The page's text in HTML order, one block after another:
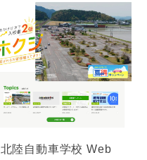
北陸自動車学校 Web